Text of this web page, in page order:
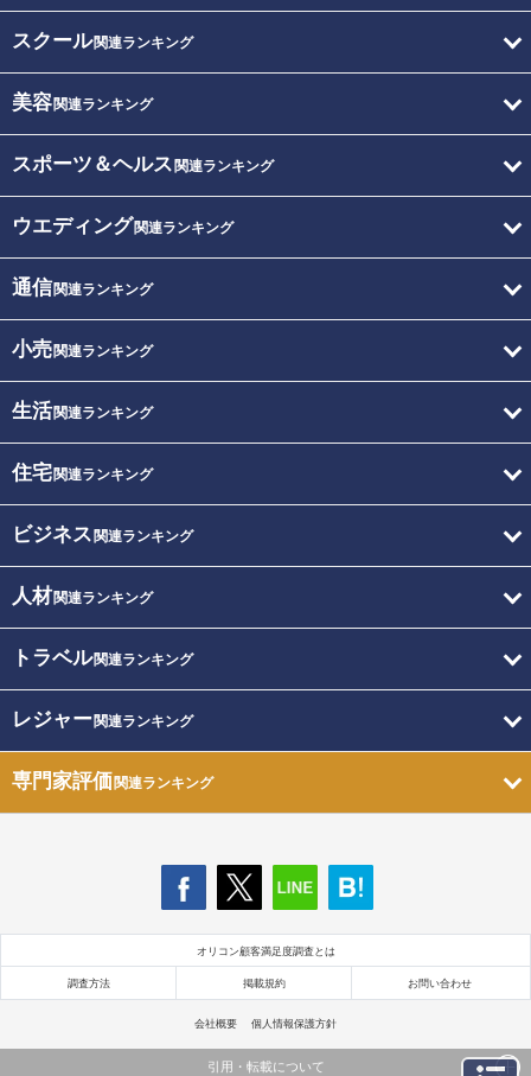
スクール関連ランキング
美容関連ランキング
スポーツ＆ヘルス 関連ランキング
ウエディング関連ランキング
通信関連ランキング
小売関連ランキング
生活関連ランキング
住宅関連ランキング
ビジネス 関連ランキング
人材関連ランキング
トラベル関連ランキング
レジャー関連ランキング
専門家評価関連ランキング
オリコン顧客満足度調査とは
調査方法 掲載規約 お問い合わせ
会社概要 個人情報保護方針
引用・転載について